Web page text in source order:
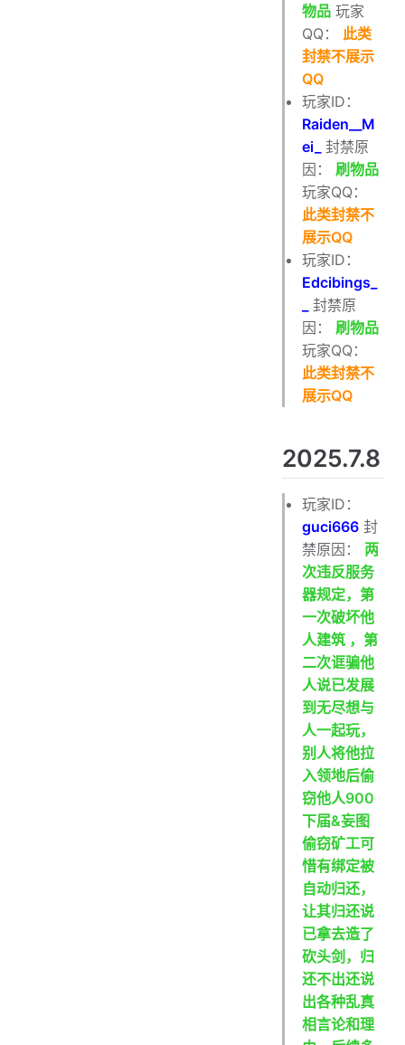
物品 玩家
QQ： 此类
封禁不展示
QQ
玩家ID：
Raiden__M
ei_
封禁原
因： 刷物品
玩家QQ：
此类封禁不
展示QQ
玩家ID：
Edcibings_
封禁原
因： 刷物品
玩家QQ：
此类封禁不
展示QQ
2025.7.8
玩家ID：
guci666 封
禁原因： 两
次违反服务
器规定，第
一次破坏他
人建筑 ，第
二次诓骗他
人说已发展
到无尽想与
人一起玩，
别人将他拉
入领地后偷
窃他人900
下届&妄图
偷窃矿工可
惜有绑定被
自动归还，
让其归还说
已拿去造了
砍头剑，归
还不出还说
出各种乱真
相言论和理